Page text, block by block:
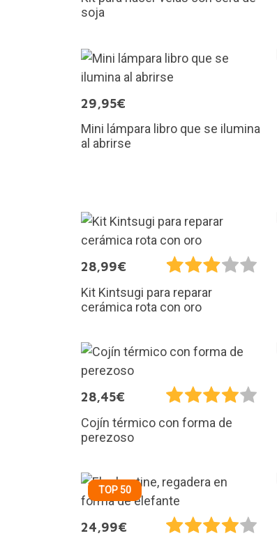
soja
29,95€
Mini lámpara libro que se ilumina
al abrirse
28,99€
Kit Kintsugi para reparar
cerámica rota con oro
28,45€
Cojín térmico con forma de
perezoso
TOP 50
24,99€